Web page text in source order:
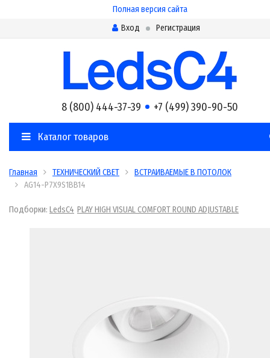
Полная версия сайта
Вход
Регистрация
8 (800) 444-37-39 +7 (499) 390-90-50
Каталог товаров
Главная ТЕХНИЧЕСКИЙ СВЕТ
ВСТРАИВАЕМЫЕ В ПОТОЛОК
AG14-P7X9S1BB14
Подборки: LedsC4 PLAY HIGH VISUAL COMFORT ROUND ADJUSTABLE